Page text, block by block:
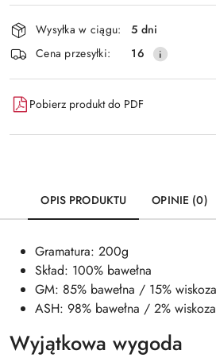
Wyślij
Dostępność
i
dostawa
Wysyłka w ciągu:
5 dni
Cena przesyłki:
16
Pobierz produkt do PDF
OPIS PRODUKTU OPINIE (0)
Gramatura: 200g
Skład: 100% bawełna
GM: 85% bawełna / 15% wiskoza
ASH: 98% bawełna / 2% wiskoza
Wyjątkowa wygoda